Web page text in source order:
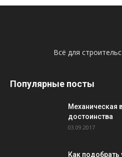
Всё для
Популярные посты
Механическая
достоинства
03.09.2017
Как подобрать